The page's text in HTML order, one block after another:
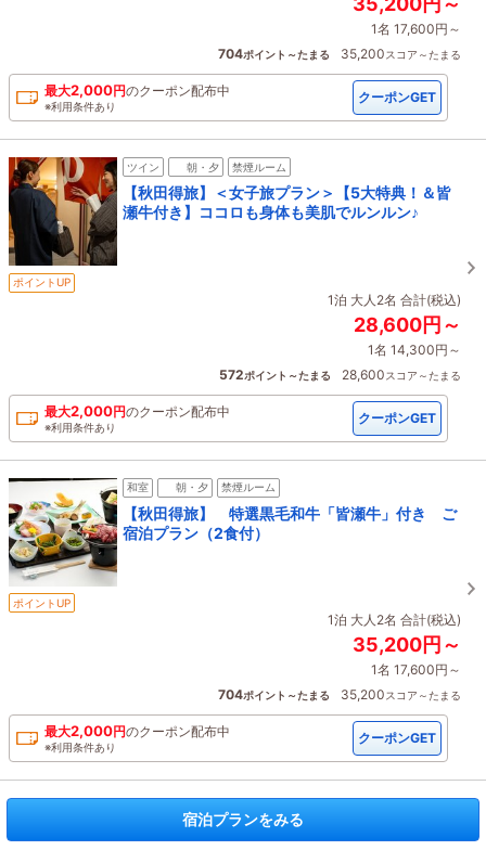
1名 17,600円～
704ポイント～たまる 35,200スコア～たまる
最大2,000円のクーポン配布中
※利用条件あり
クーポンGET
ツイン 朝・夕 禁煙ルーム
【秋田得旅】＜女子旅プラン＞【5大特典！＆皆
瀬牛付き】ココロも身体も美肌でルンルン♪
ポイントUP
1泊 大人2名 合計(税込)
28,600円～
1名 14,300円～
572ポイント～たまる 28,600スコア～たまる
最大2,000円のクーポン配布中
※利用条件あり
クーポンGET
和室 朝・夕 禁煙ルーム
【秋田得旅】 特選黒毛和牛「皆瀬牛」付き ご
宿泊プラン（2食付）
ポイントUP
1泊 大人2名 合計(税込)
35,200円～
1名 17,600円～
704ポイント～たまる 35,200スコア～たまる
最大2,000円のクーポン配布中
※利用条件あり
クーポンGET
宿泊プランをみる